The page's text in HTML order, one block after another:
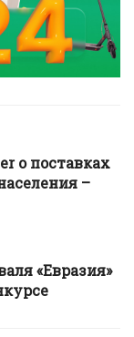
о поставках
–
«Евразия»